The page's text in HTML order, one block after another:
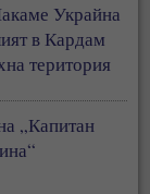
Украйна
в Кардам
територия
„Капитан